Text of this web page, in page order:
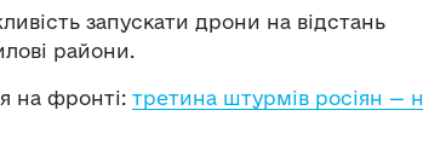
запускати дрони на відстань
райони.
на фронті: третина штурмів росіян —